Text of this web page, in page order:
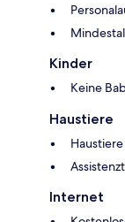
Kinder
Keine
Haustiere
Internet